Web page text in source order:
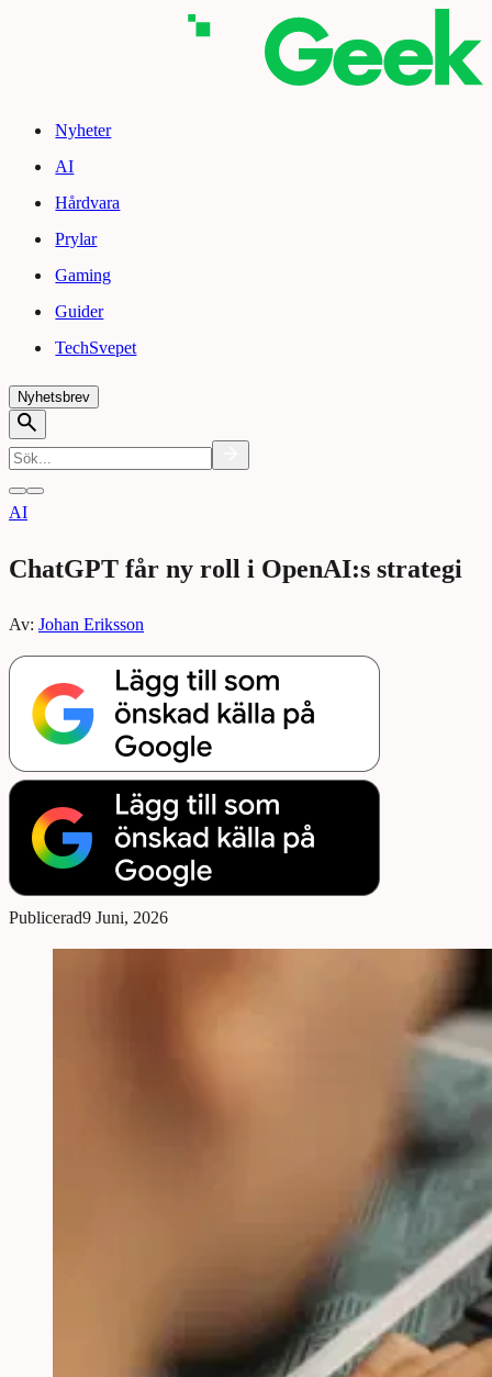
Nyheter
AI
Hårdvara
Prylar
Gaming
Guider
TechSvepet
Nyhetsbrev
AI
ChatGPT får ny roll i OpenAI:s strategi
Av: Johan Eriksson
Publicerad9 Juni, 2026